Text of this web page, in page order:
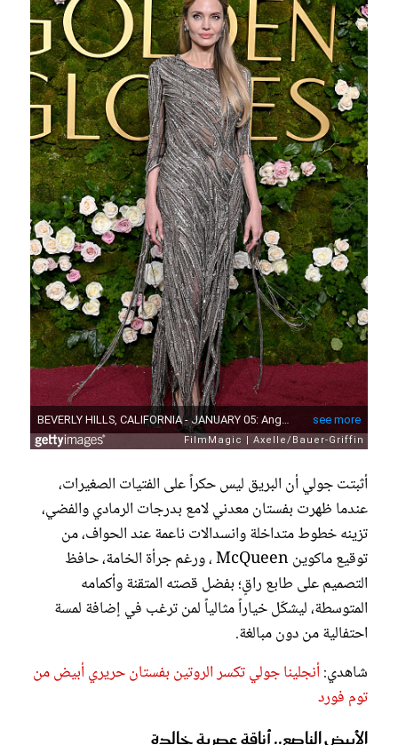
أثبتت جولي أن البريق ليس حكراً على الفتيات الصغيرات،
عندما ظهرت بفستان معدني لامع بدرجات الرمادي والفضي،
تزينه خطوط متداخلة وانسدالات ناعمة عند الحواف، من
توقيع ماكوين McQueen ، ورغم جرأة الخامة، حافظ
التصميم على طابع راقٍ؛ بفضل قصته المتقنة وأكمامه
المتوسطة، ليشكّل خياراً مثالياً لمن ترغب في إضافة لمسة
احتفالية من دون مبالغة.
شاهدي:أنجلينا جولي تكسر الروتين بفستان حريري أبيض من
توم فورد